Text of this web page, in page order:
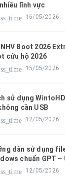
nhiều lĩnh vực
16/05/2026
Boot 2026
cứu hộ 2026
15/05/2026
sử dụng
cần USB
12/05/2026
dẫn sử dụng
chuẩn GPT –
12/05/2026